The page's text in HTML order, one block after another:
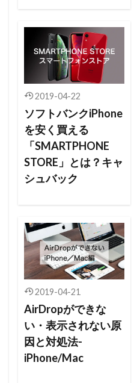
2019-04-22
ソフトバンクiPhone
を安く買える
「SMARTPHONE
STORE」とは？キャ
シュバック
2019-04-21
AirDropができな
い・表示されない原
因と対処法-
iPhone/Mac